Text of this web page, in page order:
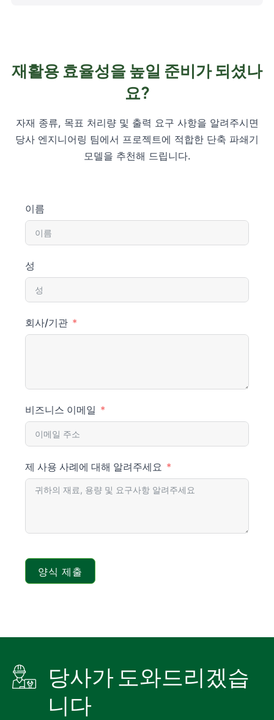
재활용 효율성을 높일 준비가 되셨나
요?
자재 종류, 목표 처리량 및 출력 요구 사항을 알려주시면
당사 엔지니어링 팀에서 프로젝트에 적합한 단축 파쇄기
모델을 추천해 드립니다.
이름
성
회사/기관
비즈니스 이메일
제 사용 사례에 대해 알려주세요
양식 제출
당사가 도와드리겠습
니다